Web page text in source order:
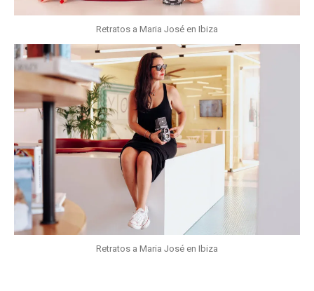
Retratos a Maria José en Ibiza
Retratos a Maria José en Ibiza